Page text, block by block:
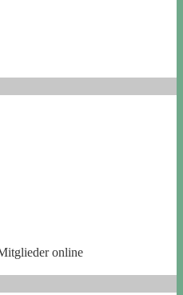
online